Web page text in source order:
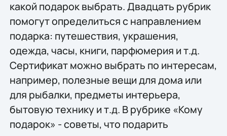
какой подарок выбрать. Двадцать рубрик
помогут определиться с направлением
подарка: путешествия, украшения,
одежда, часы, книги, парфюмерия и т.д.
Сертификат можно выбрать по интересам,
например, полезные вещи для дома или
для рыбалки, предметы интерьера,
бытовую технику и т.д. В рубрике «Кому
подарок» - советы, что подарить